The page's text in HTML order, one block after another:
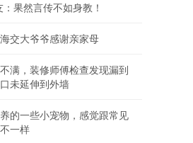
：果然言传不如身教！
交大爷爷感谢亲家母
满，装修师傅检查发现漏到
未延伸到外墙
的一些小宠物，感觉跟常见
一样